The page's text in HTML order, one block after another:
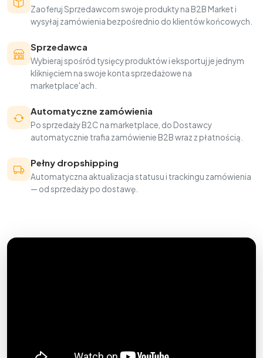
Zaoferuj Sprzedawcom swoje produkty na B2B Market i
wysyłaj zamówienia bezpośrednio do klientów końcowych.
Sprzedawca
Wybieraj spośród tysięcy produktów i eksportuj je jednym
kliknięciem na swoje konta sprzedażowe na
marketplace'ach.
Automatyczne zamówienia
Po sprzedaży B2C na marketplace, do Dostawcy
automatycznie trafia zamówienie B2B wraz z płatnością.
Pełny dropshipping
Automatyczna aktualizacja statusu i trackingu zamówienia
— od sprzedaży po dostawę.